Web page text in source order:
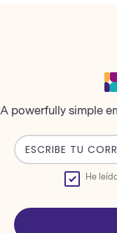
A powerfully simple
He